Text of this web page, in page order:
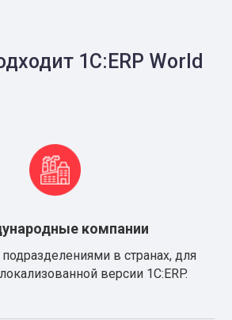
1С:ERP World
компании
в странах, для
версии 1С:ERP.